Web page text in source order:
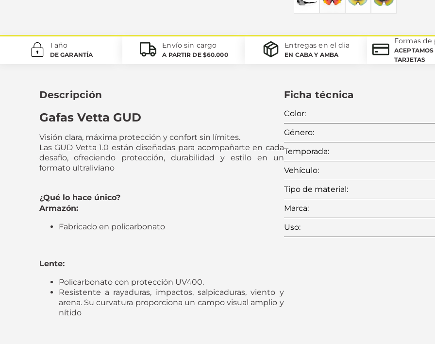
1 año
DE GARANTÍA
Envío sin cargo
A PARTIR DE $60.000
Entregas en el día
EN CABA Y AMBA
Formas de
TARJETAS
Descripción
Gafas Vetta GUD
Visión clara, máxima protección y confort sin límites.
Las GUD Vetta 1.0 están diseñadas para acompañarte en cada
desafío, ofreciendo protección, durabilidad y estilo en un
formato ultraliviano
¿Qué lo hace único?
Armazón:
Fabricado en policarbonato
Lente:
Policarbonato con protección UV400.
Resistente a rayaduras, impactos, salpicaduras, viento y
arena. Su curvatura proporciona un campo visual amplio y
nítido
Ficha técnica
Color:
Género:
Temporada:
Vehículo:
Tipo de material:
Marca:
Uso: